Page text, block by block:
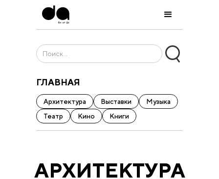
ГЛАВНАЯ
Архитектура Выставки
Музыка
Театр
Кино Книги
АРХИТЕКТУРА